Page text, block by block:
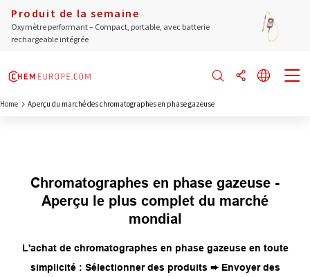
Produit de la semaine
Oxymètre performant – Compact, portable, avec batterie
rechargeable intégrée
Home Aperçu du marché des chromatographes en phase gazeuse
Chromatographes en phase gazeuse -
Aperçu le plus complet du marché
mondial
L'achat de chromatographes en phase gazeuse en toute
simplicité : Sélectionner des produits ➨ Envoyer des